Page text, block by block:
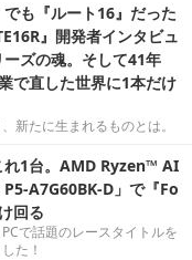
も『ルート16』だった
』開発者インタビュ
ズの魂。そして41年
で直した世界に1本だけ
新たに生まれるものとは。
れ1台。AMD Ryzen™ AI
A7G60BK-D」で『Fo
回る
で話題のレースタイトルを
た！